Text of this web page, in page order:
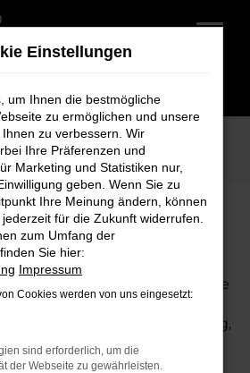
Porsche
Porsche Panamera Fahrzeuge bei
Fahrzeuge bei
für Oldenburg
ist die perfekte Wahl für alle
zuverlässiges und modernes
für den täglichen Arbeitsweg,
oder lange Reisen, der
Komfort, Effizienz und
Einstellungen
um Ihnen die bestmögliche
zu ermöglichen und unsere
zu verbessern. Wir
Ihre Präferenzen und
Marketing und Statistiken nur,
geben. Wenn Sie zu
Ihre Meinung ändern, können
für die Zukunft widerrufen.
zum Umfang der
Sie hier:
Impressum
Cookies werden von uns eingesetzt:
sind erforderlich, um die
der Webseite zu gewährleisten.